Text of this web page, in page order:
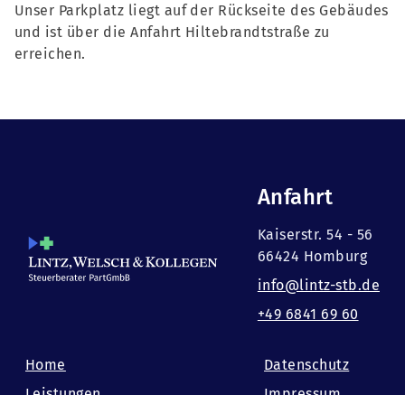
Unser Parkplatz liegt auf der Rückseite des Gebäudes
und ist über die Anfahrt Hiltebrandtstraße zu
erreichen.
Anfahrt
Kaiserstr. 54 - 56
66424 Homburg
info@lintz-stb.de
+49 6841 69 60
Home
Datenschutz